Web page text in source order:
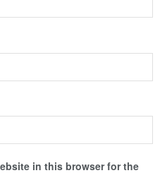
in this browser for the